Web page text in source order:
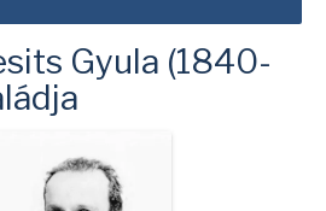
Gyula (1840-